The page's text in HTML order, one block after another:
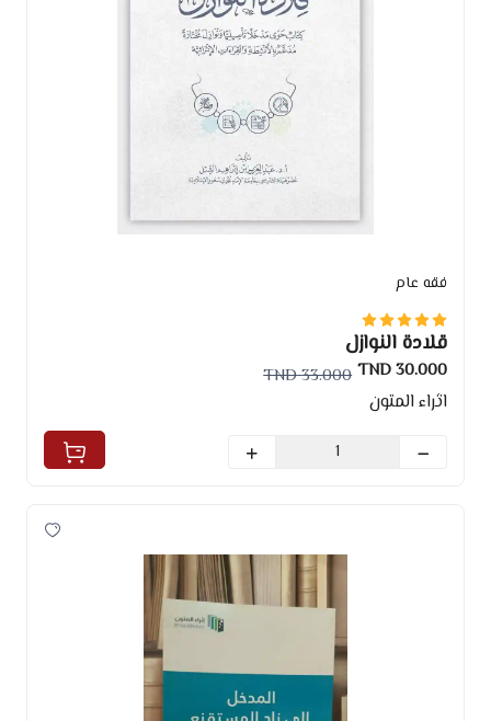
فقه عام
قلادة النوازل
30.000 TND
33.000 TND
اثراء المتون